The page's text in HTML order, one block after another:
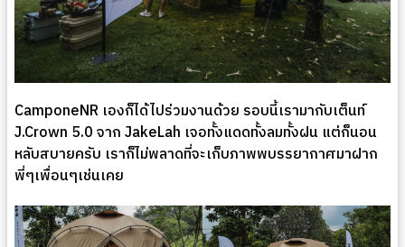
CamponeNR เองก็ได้ไปร่วมงานด้วย รอบนี้เรามากับเต็นท์
J.Crown 5.0 จาก JakeLah เจอทั้งแดดทั้งลมทั้งฝน แต่ก็นอน
หลับสบายครับ เราก็ไม่พลาดที่จะเก็บภาพพบรรยากาศมาฝาก
พี่ๆเพื่อนๆเช่นเคย